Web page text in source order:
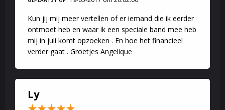
Kun jij mij meer vertellen of er iemand die ik eerder
ontmoet heb en waar ik een speciale band mee heb
mij in juli komt opzoeken . En hoe het financieel
verder gaat . Groetjes Angelique
Ly